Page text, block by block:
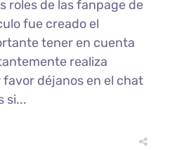
roles de las fanpage de
fue creado el
tener en cuenta
realiza
déjanos en el chat
si...